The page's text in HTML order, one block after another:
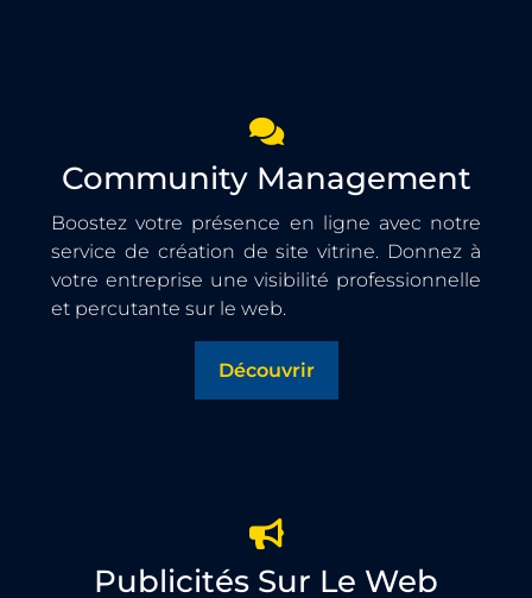
Community Management
Boostez votre présence en ligne avec notre
service de création de site vitrine. Donnez à
votre entreprise une visibilité professionnelle
et percutante sur le web.
Découvrir
Publicités Sur Le Web